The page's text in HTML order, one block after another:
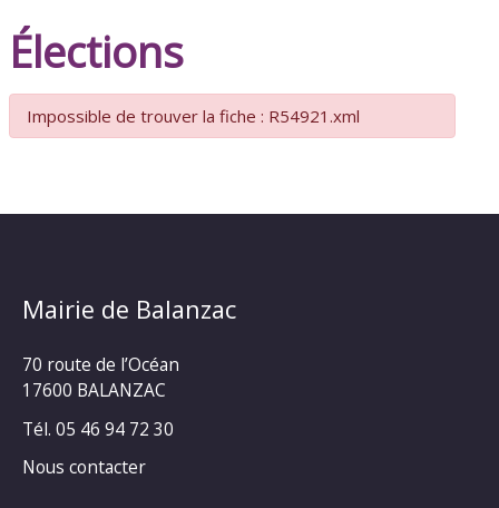
Élections
Impossible de trouver la fiche : R54921.xml
Mairie de Balanzac
70 route de l’Océan
17600 BALANZAC
Tél. 05 46 94 72 30
Nous contacter